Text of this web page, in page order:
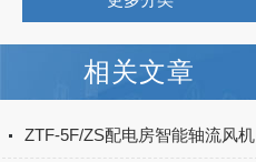
相关文章
ZTF-5F/ZS配电房智能轴流风机